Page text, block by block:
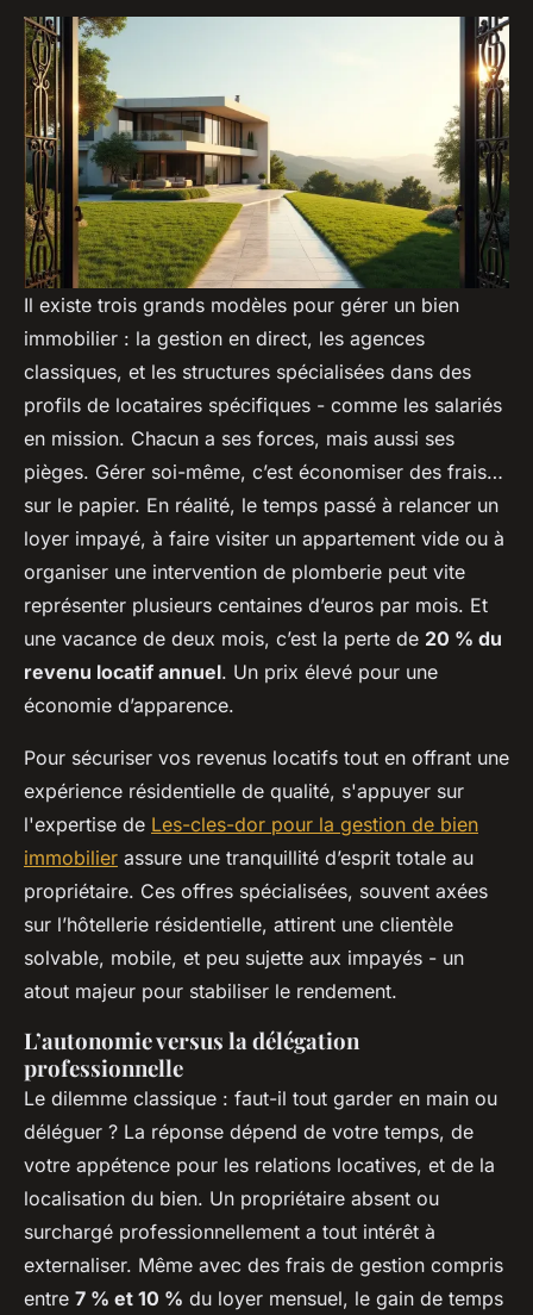
Il existe trois grands modèles pour gérer un bien
immobilier : la gestion en direct, les agences
classiques, et les structures spécialisées dans des
profils de locataires spécifiques - comme les salariés
en mission. Chacun a ses forces, mais aussi ses
pièges. Gérer soi-même, c’est économiser des frais…
sur le papier. En réalité, le temps passé à relancer un
loyer impayé, à faire visiter un appartement vide ou à
organiser une intervention de plomberie peut vite
représenter plusieurs centaines d’euros par mois. Et
une vacance de deux mois, c’est la perte de 20 % du
revenu locatif annuel. Un prix élevé pour une
économie d’apparence.
Pour sécuriser vos revenus locatifs tout en offrant une
expérience résidentielle de qualité, s'appuyer sur
l'expertise de Les-cles-dor pour la gestion de bien
immobilier assure une tranquillité d’esprit totale au
propriétaire. Ces offres spécialisées, souvent axées
sur l’hôtellerie résidentielle, attirent une clientèle
solvable, mobile, et peu sujette aux impayés - un
atout majeur pour stabiliser le rendement.
L’autonomie versus la délégation
professionnelle
Le dilemme classique : faut-il tout garder en main ou
déléguer ? La réponse dépend de votre temps, de
votre appétence pour les relations locatives, et de la
localisation du bien. Un propriétaire absent ou
surchargé professionnellement a tout intérêt à
externaliser. Même avec des frais de gestion compris
entre 7 % et 10 % du loyer mensuel, le gain de temps